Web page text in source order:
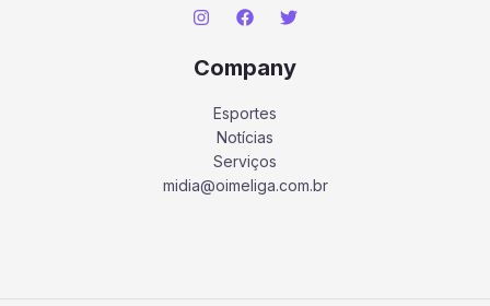
Company
Esportes
Notícias
Serviços
midia@oimeliga.com.br